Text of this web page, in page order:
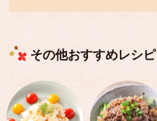
その他おすすめレシピ